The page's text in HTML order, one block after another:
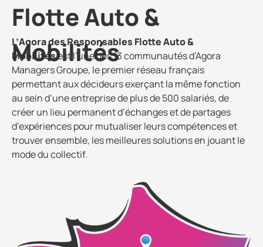
Flotte Auto &
Mobilités
L’Agora des Responsables Flotte Auto &
Mobilitésest l’une des 13 communautés d’Agora
Managers Groupe, le premier réseau français
permettant aux décideurs exerçant la même fonction
au sein d’une entreprise de plus de 500 salariés, de
créer un lieu permanent d’échanges et de partages
d’expériences pour mutualiser leurs compétences et
trouver ensemble, les meilleures solutions en jouant le
mode du collectif.